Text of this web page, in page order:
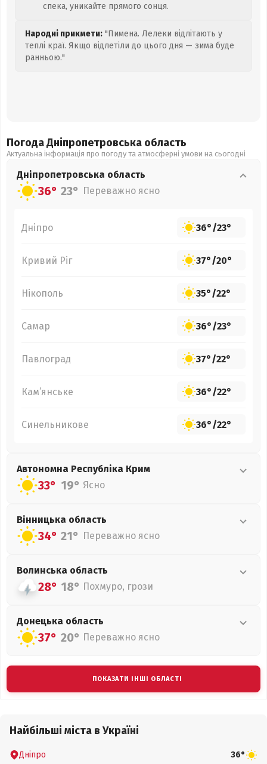
спека, уникайте прямого сонця.
Народні прикмети: "Пимена. Лелеки відлітають у
теплі краї. Якщо відлетіли до цього дня — зима буде
ранньою."
Погода Дніпропетровська область
Актуальна інформація про погоду та атмосферні умови на сьогодні
Дніпропетровська область
36° 23° Переважно ясно
Дніпро 36°/23°
Кривий Ріг 37°/20°
Нікополь 35°/22°
Самар 36°/23°
Павлоград 37°/22°
Кам’янське 36°/22°
Синельникове 36°/22°
Автономна Республіка Крим
33° 19° Ясно
Вінницька область
34° 21° Переважно ясно
Волинська область
28° 18° Похмуро, грози
Донецька область
37° 20° Переважно ясно
ПОКАЗАТИ ІНШІ ОБЛАСТІ
Найбільші міста в Україні
Дніпро 36°